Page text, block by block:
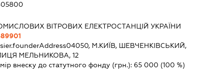
ВІТРОВИХ ЕЛЕКТРОСТАНЦІЙ УКРАЇНИ
04050, М.КИЇВ, ШЕВЧЕНКІВСЬКИЙ,
МЕЛЬНИКОВА, 12
внеску до статутного фонду (грн.): 65 000 (100 %)